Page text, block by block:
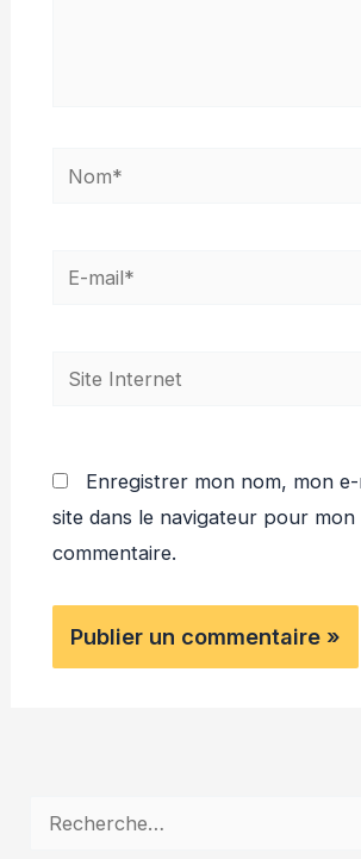
Nom*
E-
Site
Enregistrer mon nom, mon
site dans le navigateur pour
commentaire.